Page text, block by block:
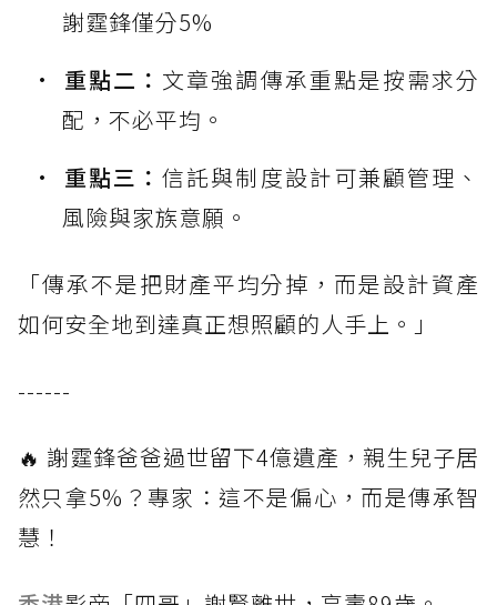
謝霆鋒僅分5%
重點二： 文章強調傳承重點是按需求分
配，不必平均。
重點三：信託與制度設計可兼顧管理、
風險與家族意願。
「傳承不是把財產平均分掉，而是設計資產
如何安全地到達真正想照顧的人手上。」
------
🔥 謝霆鋒爸爸過世留下4億遺產，親生兒子居
然只拿5%？專家：這不是偏心，而是傳承智
慧！